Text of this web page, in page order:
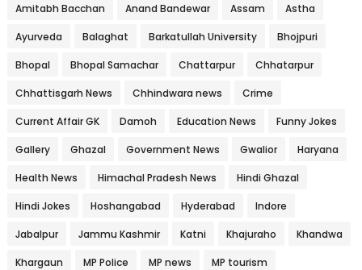
Amitabh Bacchan Anand Bandewar Assam Astha
Ayurveda Balaghat Barkatullah University Bhojpuri
Bhopal Bhopal Samachar Chattarpur Chhatarpur
Chhattisgarh News Chhindwara news Crime
Current Affair GK Damoh Education News Funny Jokes
Gallery Ghazal Government News Gwalior Haryana
Health News Himachal Pradesh News Hindi Ghazal
Hindi Jokes Hoshangabad Hyderabad Indore
Jabalpur Jammu Kashmir Katni Khajuraho Khandwa
Khargaun MP Police MP news MP tourism